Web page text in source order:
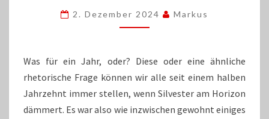
2. Dezember 2024 Markus
Was für ein Jahr, oder? Diese oder eine ähnliche
rhetorische Frage können wir alle seit einem halben
Jahrzehnt immer stellen, wenn Silvester am Horizon
dämmert. Es war also wie inzwischen gewohnt einiges